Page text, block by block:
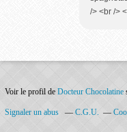
/> <br />
Voir le profil de Docteur Chocolatine
Signaler un abus C.G.U.